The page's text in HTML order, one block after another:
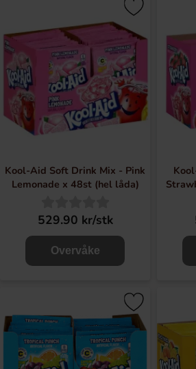
Kool-Aid Soft Drink Mix - Pink
Lemonade x 48st (hel låda)
529.90 kr/stk
Overvåke